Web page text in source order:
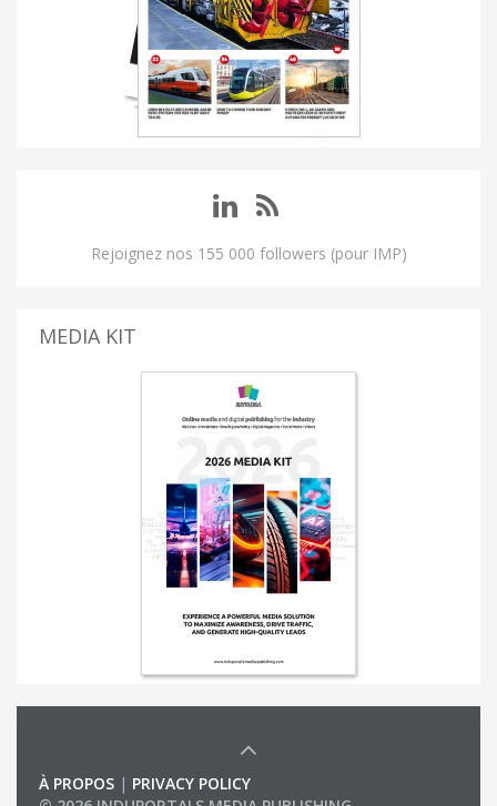
Rejoignez nos 155 000 followers (pour IMP)
MEDIA KIT
À PROPOS | PRIVACY POLICY